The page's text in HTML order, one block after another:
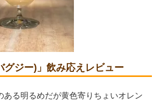
グジー)」飲み応えレビュー
ある明るめだが黄色寄りちょいオレン